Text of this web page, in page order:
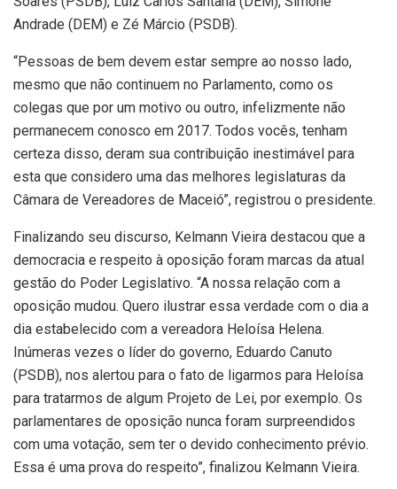
Andrade (DEM) e Zé Márcio (PSDB).
“Pessoas de bem devem estar sempre ao nosso lado,
mesmo que não continuem no Parlamento, como os
colegas que por um motivo ou outro, infelizmente não
permanecem conosco em 2017. Todos vocês, tenham
certeza disso, deram sua contribuição inestimável para
esta que considero uma das melhores legislaturas da
Câmara de Vereadores de Maceió”, registrou o presidente.
Finalizando seu discurso, Kelmann Vieira destacou que a
democracia e respeito à oposição foram marcas da atual
gestão do Poder Legislativo. “A nossa relação com a
oposição mudou. Quero ilustrar essa verdade com o dia a
dia estabelecido com a vereadora Heloísa Helena.
Inúmeras vezes o líder do governo, Eduardo Canuto
(PSDB), nos alertou para o fato de ligarmos para Heloísa
para tratarmos de algum Projeto de Lei, por exemplo. Os
parlamentares de oposição nunca foram surpreendidos
com uma votação, sem ter o devido conhecimento prévio.
Essa é uma prova do respeito”, finalizou Kelmann Vieira.